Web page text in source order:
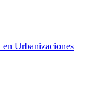
en Urbanizaciones